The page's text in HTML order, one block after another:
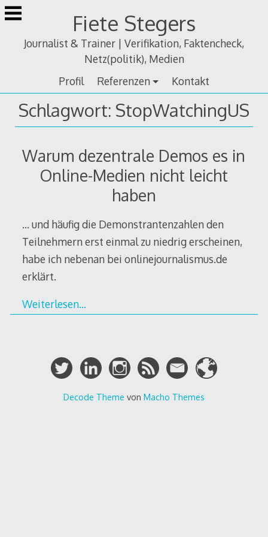
Zum
Inhalt
Fiete Stegers
Journalist & Trainer | Verifikation, Faktencheck,
Netz(politik), Medien
Profil
Referenzen Kontakt
Schlagwort: StopWatchingUS
Warum dezentrale Demos es in
Online-Medien nicht leicht
haben
… und häufig die Demonstrantenzahlen den
Teilnehmern erst einmal zu niedrig erscheinen,
habe ich nebenan bei onlinejournalismus.de
erklärt.
Weiterlesen…
Decode Theme von Macho Themes